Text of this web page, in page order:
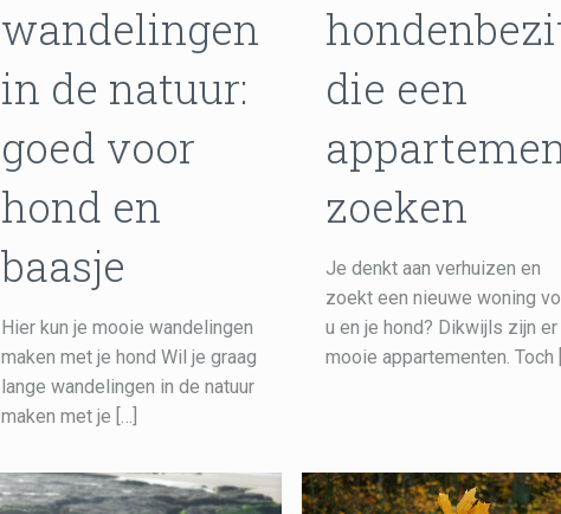
wandelingen
in de natuur:
goed voor
hond en
baasje
Hier kun je mooie wandelingen
maken met je hond Wil je graag
lange wandelingen in de natuur
maken met je […]
die een
zoeken
Je denkt aan verhuizen en
zoekt een nieuwe woning
u en je hond? Dikwijls zijn er
mooie appartementen. Toch